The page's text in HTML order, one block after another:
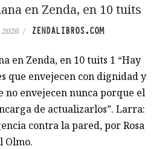
en Zenda, en 10 tuits
/ ZENDALIBROS.COM
en Zenda, en 10 tuits 1 “Hay
que envejecen con dignidad y
no envejecen nunca porque el
de actualizarlos”. Larra:
contra la pared, por Rosa
Olmo.